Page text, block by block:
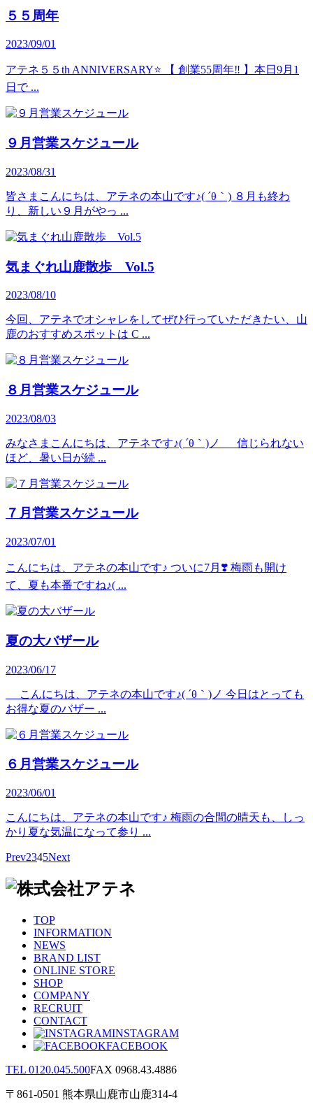
５５周年
2023/09/01
アテネ５５th ANNIVERSARY⭐️ 【 創業55周年‼ 】本日9月1
日で ...
９月営業スケジュール
2023/08/31
皆さまこんにちは、アテネの本山です♪( ´θ｀) ８月も終わ
り、新しい９月がやっ ...
気まぐれ山鹿散歩 Vol.5
2023/08/10
今回、アテネでオシャレをしてぜひ行っていただきたい、山
鹿のおすすめスポットは C ...
８月営業スケジュール
2023/08/03
みなさまこんにちは、アテネです♪( ´θ｀)ノ 信じられない
ほど、暑い日が続 ...
７月営業スケジュール
2023/07/01
こんにちは、アテネの本山です♪ ついに7月❣️ 梅雨も開け
て、夏も本番ですね♪( ...
夏の大バザール
2023/06/17
こんにちは、アテネの本山です♪( ´θ｀)ノ 今日はとっても
お得な夏のバザー ...
６月営業スケジュール
2023/06/01
こんにちは、アテネの本山です♪ 梅雨の合間の晴天も、しっ
かり夏な気温になって参り ...
Prev2345Next
TOP
INFORMATION
NEWS
BRAND LIST
ONLINE STORE
SHOP
COMPANY
RECRUIT
CONTACT
INSTAGRAM
FACEBOOK
TEL 0120.045.500FAX 0968.43.4886
〒861-0501 熊本県山鹿市山鹿314-4